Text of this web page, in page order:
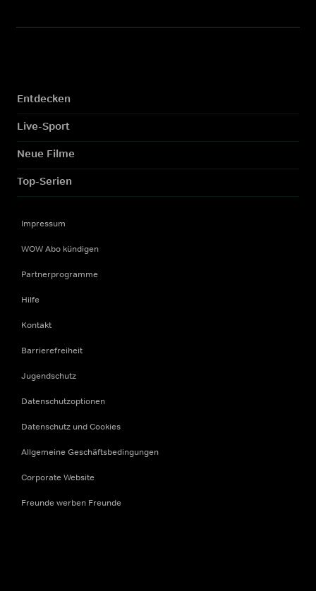
Entdecken
Live-Sport
Neue Filme
Top-Serien
Impressum
WOW Abo kündigen
Partnerprogramme
Hilfe
Kontakt
Barrierefreiheit
Jugendschutz
Datenschutzoptionen
Datenschutz und Cookies
Allgemeine Geschäftsbedingungen
Corporate Website
Freunde werben Freunde